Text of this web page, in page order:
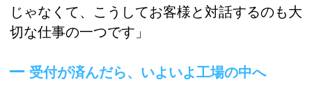
じゃなくて、こうしてお客様と対話するのも大
切な仕事の一つです」
受付が済んだら、いよいよ工場の中へ